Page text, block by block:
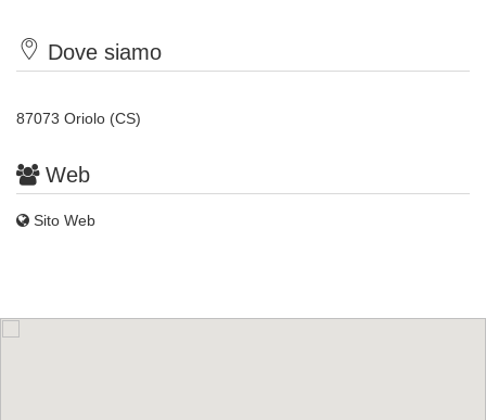
Dove siamo
87073 Oriolo (CS)
Web
Sito Web